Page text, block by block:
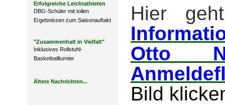
Erfolgreiche Leichtathleten
DBG-Schüler mit tollen
Ergebnissen zum Saisonauftakt
"Zusammenhalt in Vielfalt"
Inklusives Rollstuhl-
Basketballturnier
Ältere Nachrichten...
Hier
In
Otto
Bild